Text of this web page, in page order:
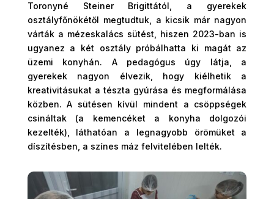
Toronyné Steiner Brigittától, a gyerekek
osztályfőnökétől megtudtuk, a kicsik már nagyon
várták a mézeskalács sütést, hiszen 2023-ban is
ugyanez a két osztály próbálhatta ki magát az
üzemi konyhán. A pedagógus úgy látja, a
gyerekek nagyon élvezik, hogy kiélhetik a
kreativitásukat a tészta gyúrása és megformálása
közben. A sütésen kívül mindent a csöppségek
csináltak (a kemencéket a konyha dolgozói
kezelték), láthatóan a legnagyobb örömüket a
díszítésben, a színes máz felvitelében lelték.